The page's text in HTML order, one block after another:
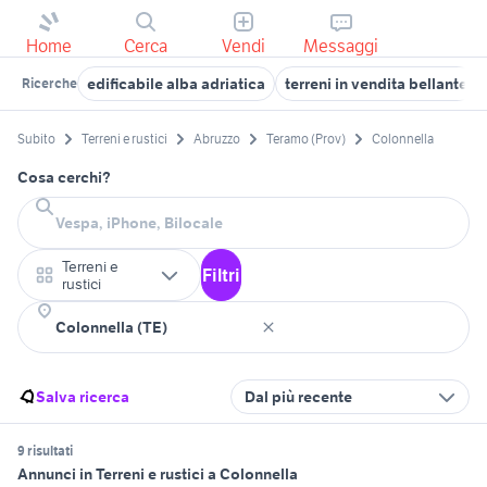
Home Cerca Vendi Messaggi
Ricerche edificabile alba adriatica terreni in vendita bellante
Subito Terreni e rustici Abruzzo Teramo (Prov) Colonnella
Cosa cerchi?
Terreni e
rustici
Filtri
Salva ricerca Dal più recente
9 risultati
Annunci in Terreni e rustici a Colonnella